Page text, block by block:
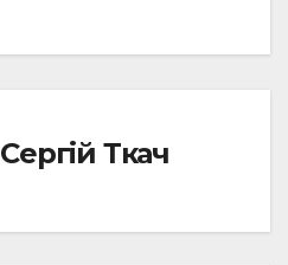
Сергій Ткач